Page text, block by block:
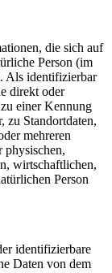
die sich auf
Person (im
Als identifizierbar
direkt oder
einer Kennung
zu Standortdaten,
mehreren
physischen,
wirtschaftlichen,
Person
identifizierbare
Daten von dem